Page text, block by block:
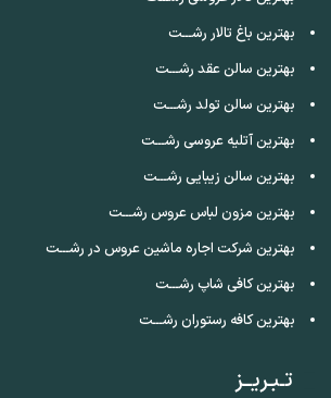
بهترین باغ تالار رشـــت
بهترین سالن عقد رشـــت
بهترین سالن تولد رشـــت
بهترین آتلیه عروسی رشـــت
بهترین سالن زیبایی رشـــت
بهترین مزون لباس عروس رشـــت
بهترین شرکت اجاره ماشین عروس در رشـــت
بهترین کافی شاپ رشـــت
بهترین کافه رستوران رشـــت
تـبـریــز